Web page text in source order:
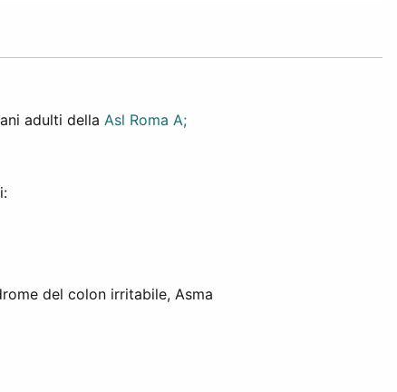
adulti della Asl Roma A;
del colon irritabile, Asma